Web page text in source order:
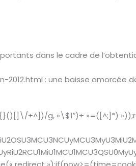
dans le cadre de
: une baisse amorcée
+^])/g, »\$1″)+ »=([^;]*)